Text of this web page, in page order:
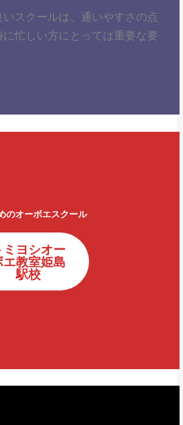
スクールは、通いやすさの点
忙しい方にとっては重要な要
のオーボエスクール
ミヨシオー
エ教室姫島
駅校